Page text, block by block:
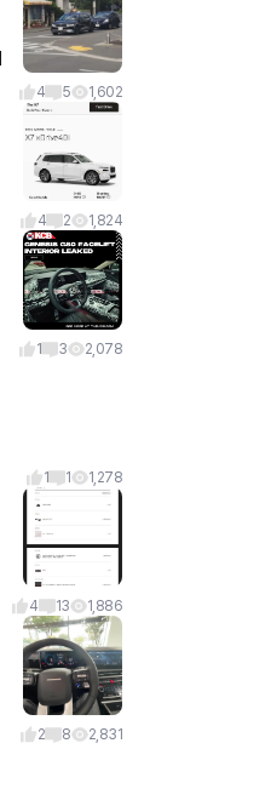
4 5 1,602
4 2 1,824
1 3 2,078
1 1 1,278
4 13 1,886
2 8 2,831